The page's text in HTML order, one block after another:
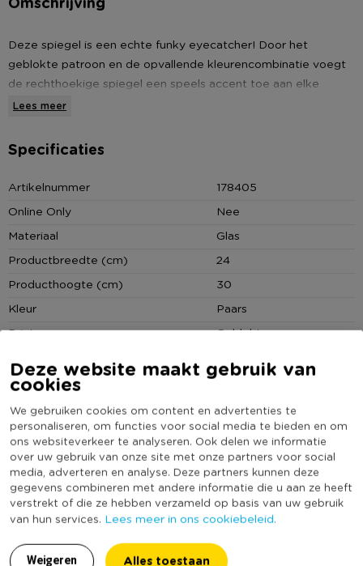
Deze website maakt gebruik van
cookies
We gebruiken cookies om content en advertenties te
personaliseren, om functies voor social media te bieden en om
ons websiteverkeer te analyseren. Ook delen we informatie
over uw gebruik van onze site met onze partners voor social
media, adverteren en analyse. Deze partners kunnen deze
gegevens combineren met andere informatie die u aan ze heeft
verstrekt of die ze hebben verzameld op basis van uw gebruik
van hun services. Lees meer in ons cookiebeleid.
Weigeren Alles toestaan
Deze spiegel is een echte funky eyecatcher! Door het
geblokte patroon en de opvallende kleurencombinatie voegt
de rechthoekige spiegel een speels accent toe aan elke
kamer. Of je nu jouw slaapkamer, woonkamer of hal wilt
voor een funky interieur.
Tip: Voeg nog meer kleur toe aan je muur door deze spiegel
vormen!
Materiaal
De spiegel is gemaakt van MDF en glas.
Afmetingen
De spiegel heeft een hoogte van 30 cm, een breedte van 24
De spiegel ophangen
Het ophangen van deze spiegel is heel gemakkelijk. Aan de
achterkant van de spiegel bevinden zich twee ophanghaakjes,
waardoor je de spiegel gemakkelijk kunt ophangen aan een
haak of spijker. Zorg dat je de juiste schroeven, pluggen en
boor gebruikt, afgestemd op het type muur waarop je de
spiegel wilt bevestigen.
Contactgegevens
Lees meer
Specificaties
Artikelnummer
178405
Online Only
Nee
Materiaal
Glas
Productbreedte (cm)
24
Producthoogte (cm)
30
Kleur
Paars
Print
Geblokt
Duurzaamheidsscore
(Nog) geen score
MEER UIT DEZE SERIE